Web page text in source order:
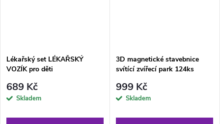
Lékařský set LÉKAŘSKÝ
VOZÍK pro děti
689 Kč
Skladem
3D magnetické stavebnice
svítící zvířecí park 124ks
999 Kč
Skladem